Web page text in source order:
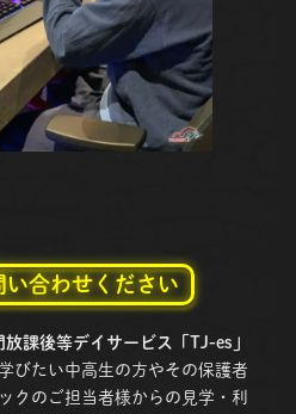
い合わせください
課後等デイサービス「TJ-es」
びたい中高生の方やその保護者
クのご担当者様からの見学・利